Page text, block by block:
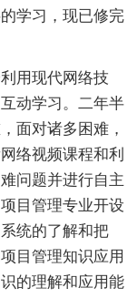
学习，现已修完
用现代网络技
动学习。二年半
面对诸多困难，
络视频课程和利
问题并进行自主
目管理专业开设
统的了解和把
目管理知识应用
的理解和应用能